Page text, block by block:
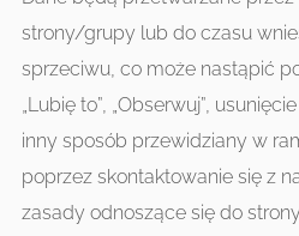
strony/grupy lub do czasu
sprzeciwu, co może nastąpić
„Lubię to”, „Obserwuj”,
inny sposób przewidziany w
poprzez skontaktowanie się z
zasady odnoszące się do